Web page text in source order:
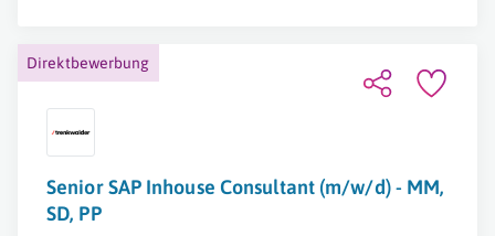
Direktbewerbung
Senior SAP Inhouse Consultant (m/w/d) - MM,
SD, PP